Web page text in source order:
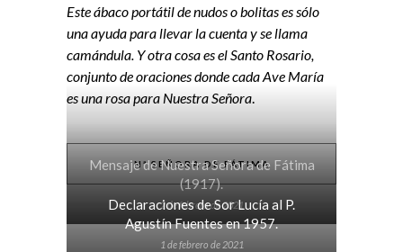
Este ábaco portátil de nudos o bolitas es sólo
una ayuda para llevar la cuenta y se llama
camándula. Y otra cosa es el Santo Rosario,
conjunto de oraciones donde cada Ave María
es una rosa para Nuestra Señora.
Nª SEÑORA DE FÁTIMA
Mensaje de Nuestra Señora de Fátima
(1917).
2 de febrero de 2021
Declaraciones de Sor Lucía al P.
Agustín Fuentes en 1957.
1 de febrero de 2021